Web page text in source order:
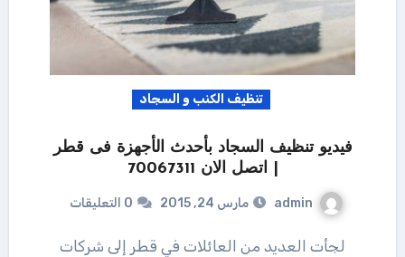
تنظيف الكنب و السجاد
فيديو تنظيف السجاد بأحدث الأجهزة فى قطر
| اتصل الان 70067311
admin مارس 24, 2015 0 التعليقات
لجأت العديد من العائلات في قطر إلى شركات